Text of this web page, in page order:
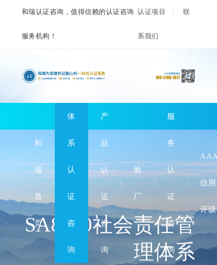
和瑞认证咨询，值得信赖的认证咨询
服务机构！
认证项目 联
系我们
和
瑞
首
页
体
系
认
证
咨
询
产
品
认
证
咨
询
验
厂
服
务
认
证
咨
询
信用
评级
SA8000社会责任管
理体系